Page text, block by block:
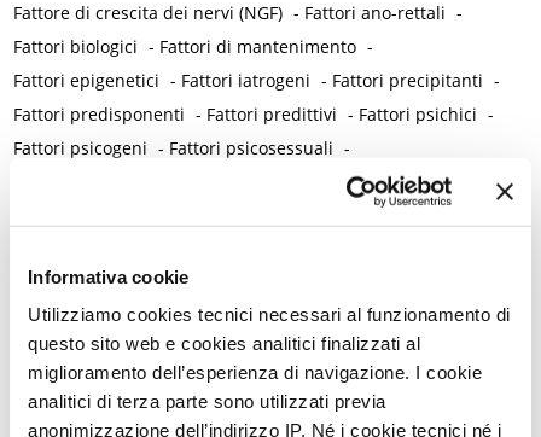
Informativa cookie
Utilizziamo cookies tecnici necessari al funzionamento di
questo sito web e cookies analitici finalizzati al
miglioramento dell’esperienza di navigazione. I cookie
analitici di terza parte sono utilizzati previa
anonimizzazione dell’indirizzo IP. Né i cookie tecnici né i
Fattore di crescita dei nervi (NGF) - Fattori ano-rettali -
Fattori biologici - Fattori di mantenimento -
Fattori epigenetici - Fattori iatrogeni - Fattori precipitanti -
Fattori predisponenti - Fattori predittivi - Fattori psichici -
Fattori psicogeni - Fattori psicosessuali -
-Fattori vasoattivi -
Fezolinetant -Fibromatosi uterina
Fibromialgia giovanile -Fisioterapia -Fitoestrogeni -
Fitoterapia - Fluconazolo -Fluoxetina -Fobia -Follow up
Formazione medica -Frattura del femore -
Fumo / Tabagismo
-Funzionalità epatica Funzione sessuale